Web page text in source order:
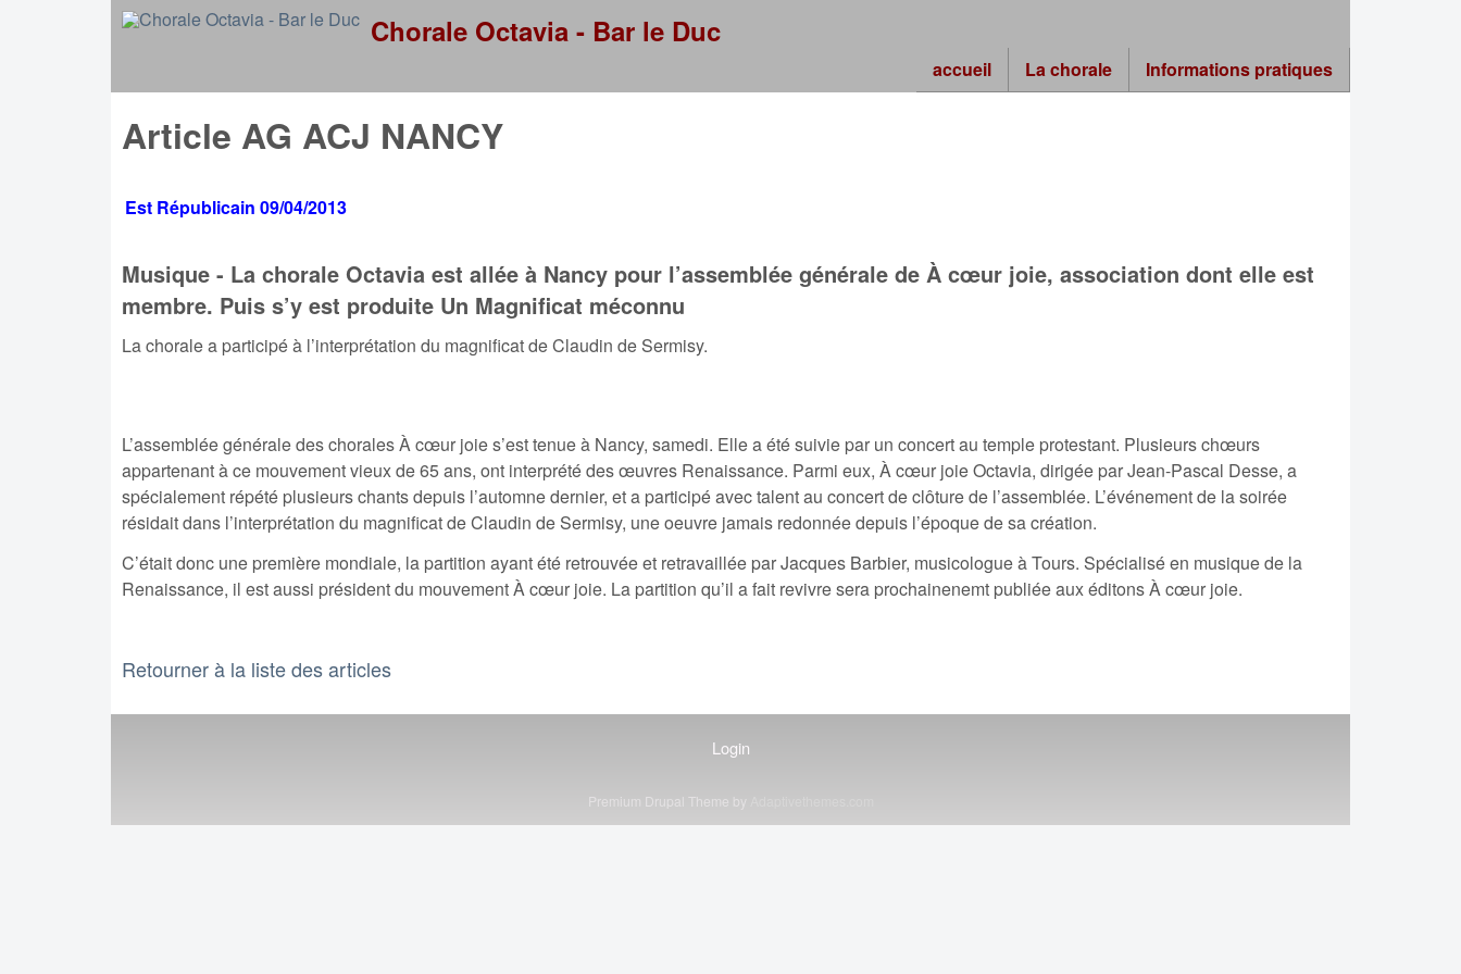
Skip to main content
Chorale Octavia - Bar le Duc
accueil La chorale Informations pratiques
Article AG ACJ NANCY
Est Républicain 09/04/2013
Musique - La chorale Octavia est allée à Nancy pour l’assemblée générale de À cœur joie, association dont elle est
membre. Puis s’y est produite Un Magnificat méconnu
La chorale a participé à l’interprétation du magnificat de Claudin de Sermisy.
L’assemblée générale des chorales À cœur joie s’est tenue à Nancy, samedi. Elle a été suivie par un concert au temple protestant. Plusieurs chœurs
appartenant à ce mouvement vieux de 65 ans, ont interprété des œuvres Renaissance. Parmi eux, À cœur joie Octavia, dirigée par Jean-Pascal Desse, a
spécialement répété plusieurs chants depuis l’automne dernier, et a participé avec talent au concert de clôture de l’assemblée. L’événement de la soirée
résidait dans l’interprétation du magnificat de Claudin de Sermisy, une oeuvre jamais redonnée depuis l’époque de sa création.
C’était donc une première mondiale, la partition ayant été retrouvée et retravaillée par Jacques Barbier, musicologue à Tours. Spécialisé en musique de la
Renaissance, il est aussi président du mouvement À cœur joie. La partition qu’il a fait revivre sera prochainenemt publiée aux éditons À cœur joie.
Retourner à la liste des articles
Login
Premium Drupal Theme by